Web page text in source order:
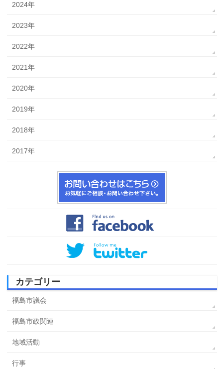
2024年
2023年
2022年
2021年
2020年
2019年
2018年
2017年
カテゴリー
福島市議会
福島市政関連
地域活動
行事